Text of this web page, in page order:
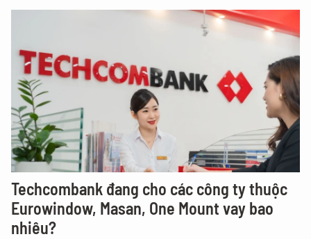
Techcombank đang cho các công ty thuộc
Eurowindow, Masan, One Mount vay bao
nhiêu?